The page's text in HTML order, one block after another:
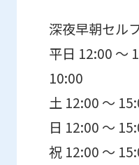
深夜早朝セル
平日 12:00 ～
10:00
土 12:00 ～
日 12:00 ～
祝 12:00 ～